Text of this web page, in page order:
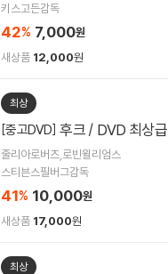
키스고든감독
42% 7,000원
새상품 12,000원
최상
[중고DVD] 후크 / DVD 최상급
줄리아로버츠,로빈윌리엄스
스티븐스필버그감독
41% 10,000원
새상품 17,000원
최상